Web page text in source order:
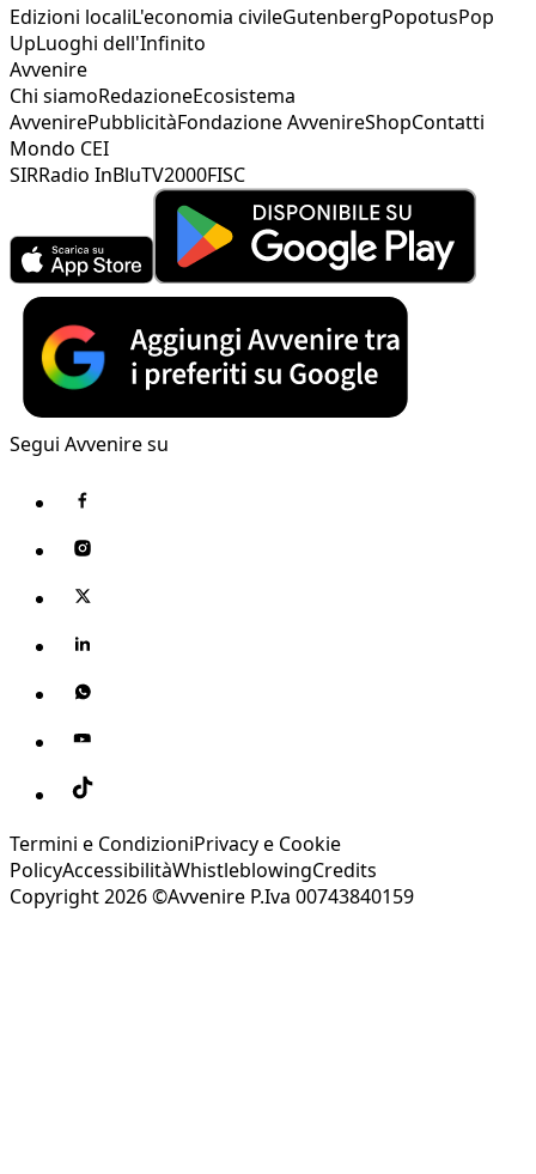
Edizioni localiL'economia civileGutenbergPopotusPop
UpLuoghi dell'Infinito
Avvenire
Chi siamoRedazioneEcosistema
AvvenirePubblicitàFondazione AvvenireShopContatti
Mondo CEI
SIRRadio InBluTV2000FISC
Segui Avvenire su
Termini e CondizioniPrivacy e Cookie
PolicyAccessibilitàWhistleblowingCredits
Copyright 2026 ©Avvenire P.Iva 00743840159